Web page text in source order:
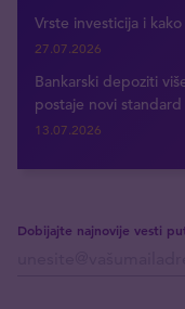
Vrste investicija i
27.07.2026
Bankarski depoziti
postaje novi
13.07.2026
Dobijajte najnovije vesti